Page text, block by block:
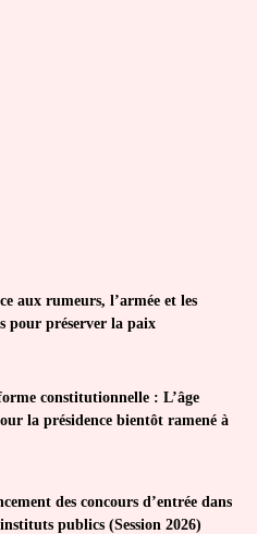
aux rumeurs, l’armée et les
pour préserver la paix
constitutionnelle : L’âge
la présidence bientôt ramené à
des concours d’entrée dans
instituts publics (Session 2026)